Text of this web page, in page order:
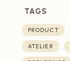
TAGS
PRODUCT
ATELIER